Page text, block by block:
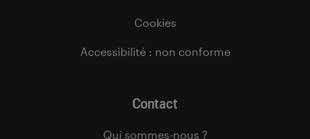
Cookies
Accessibilité : non conforme
Contact
Qui sommes-nous ?